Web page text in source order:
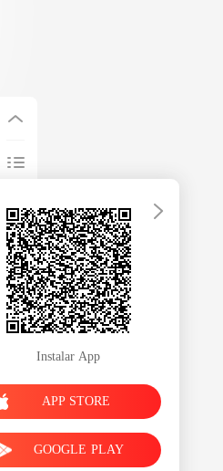
Instalar App
APP STORE
GOOGLE PLAY